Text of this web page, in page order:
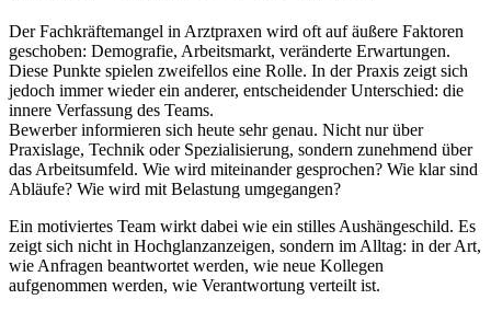
Der Fachkräftemangel in Arztpraxen wird oft auf äußere Faktoren
geschoben: Demografie, Arbeitsmarkt, veränderte Erwartungen.
Diese Punkte spielen zweifellos eine Rolle. In der Praxis zeigt sich
jedoch immer wieder ein anderer, entscheidender Unterschied: die
innere Verfassung des Teams.
Bewerber informieren sich heute sehr genau. Nicht nur über
Praxislage, Technik oder Spezialisierung, sondern zunehmend über
das Arbeitsumfeld. Wie wird miteinander gesprochen? Wie klar sind
Abläufe? Wie wird mit Belastung umgegangen?
Ein motiviertes Team wirkt dabei wie ein stilles Aushängeschild. Es
zeigt sich nicht in Hochglanzanzeigen, sondern im Alltag: in der Art,
wie Anfragen beantwortet werden, wie neue Kollegen
aufgenommen werden, wie Verantwortung verteilt ist.